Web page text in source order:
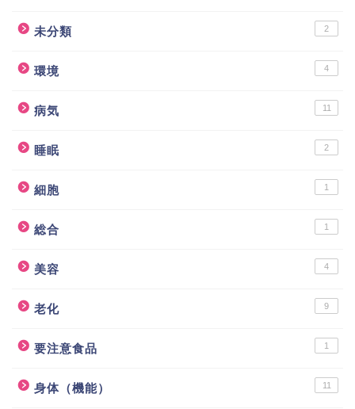
未分類 2
環境 4
病気 11
睡眠 2
細胞 1
総合 1
美容 4
老化 9
要注意食品 1
身体（機能） 11